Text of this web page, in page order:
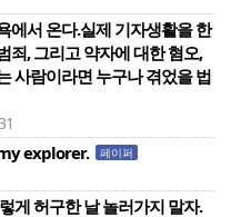
에서 온다.실제 기자생활을 한
죄, 그리고 약자에 대한 혐오,
사람이라면 누구나 겪었을 법
explorer. 페이퍼
게 허구한 날 놀러가지 말자.